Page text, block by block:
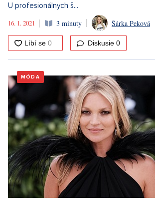
U profesionálnych š...
16. 1. 2021
3 minuty Šárka Peková
Diskusie 0
MÓDA